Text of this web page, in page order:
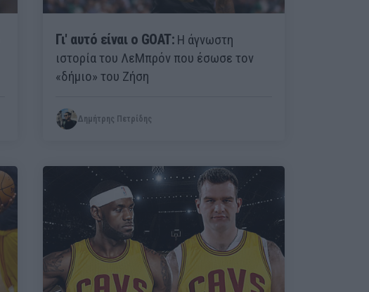
Γι' αυτό είναι ο GOAT: Η άγνωστη
ιστορία του ΛεΜπρόν που έσωσε τον
«δήμιο» του Ζήση
Δημήτρης Πετρίδης